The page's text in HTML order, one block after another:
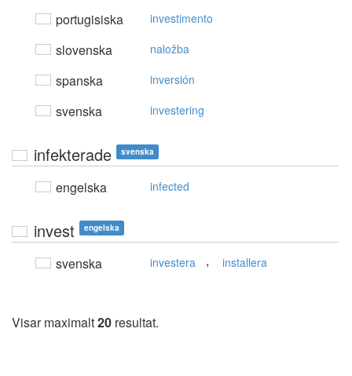
portugisiska investimento
slovenska naložba
spanska inversión
svenska investering
infekterade svenska
engelska infected
invest engelska
svenska investera , installera
Visar maximalt20 resultat.